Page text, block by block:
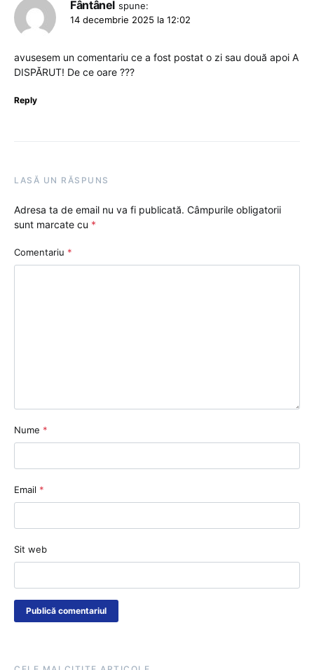
Fântânel spune:
14 decembrie 2025 la 12:02
avusesem un comentariu ce a fost postat o zi sau două apoi A
DISPĂRUT! De ce oare ???
Reply
LASĂ UN RĂSPUNS
Adresa ta de email nu va fi publicată. Câmpurile obligatorii
sunt marcate cu *
Comentariu *
Nume *
Email *
Sit web